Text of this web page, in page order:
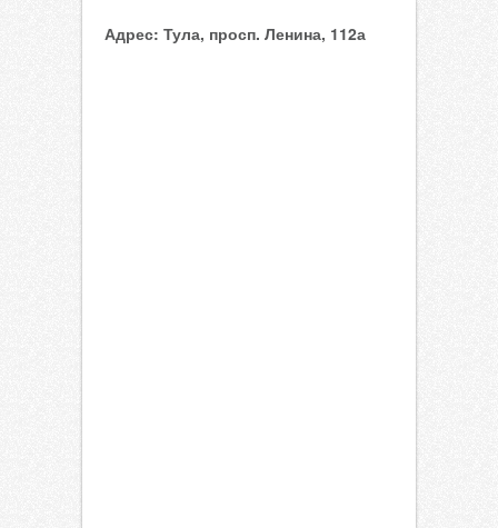
Адрес: Тула, просп. Ленина, 112а